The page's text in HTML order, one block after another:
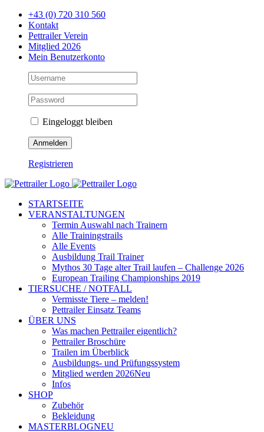
Zum
Inhalt
springen
+43 (0) 720 310 560
Kontakt
Pettrailer Verein
Mitglied 2026
Mein Benutzerkonto
Eingeloggt bleiben
Registrieren
Facebook
X
YouTube
Instagram
STARTSEITE
VERANSTALTUNGEN
Termin Auswahl nach Trainern
Alle Trainingstrails
Alle Events
Ausbildung Trail Trainer
Mythos 30 Tage alter Trail laufen – Challenge 2026
European Trailing Championships 2019
TIERSUCHE / NOTFALL
Vermisste Tiere – melden!
Pettrailer Einsatz Teams
ÜBER UNS
Was machen Pettrailer eigentlich?
Pettrailer Broschüre
Trailen im Überblick
Ausbildungs- und Prüfungssystem
Mitglied werden 2026Neu
Infos
SHOP
Zubehör
Bekleidung
MASTERBLOGNEU